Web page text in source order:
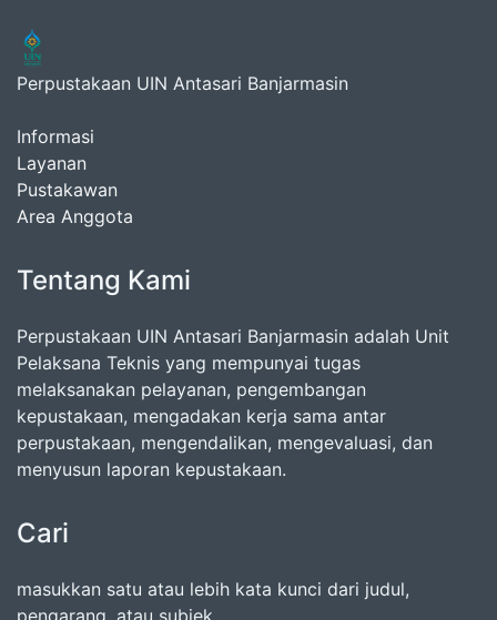
Perpustakaan UIN Antasari Banjarmasin
Informasi
Layanan
Pustakawan
Area Anggota
Tentang Kami
Perpustakaan UIN Antasari Banjarmasin adalah Unit
Pelaksana Teknis yang mempunyai tugas
melaksanakan pelayanan, pengembangan
kepustakaan, mengadakan kerja sama antar
perpustakaan, mengendalikan, mengevaluasi, dan
menyusun laporan kepustakaan.
Cari
masukkan satu atau lebih kata kunci dari judul,
pengarang, atau subjek